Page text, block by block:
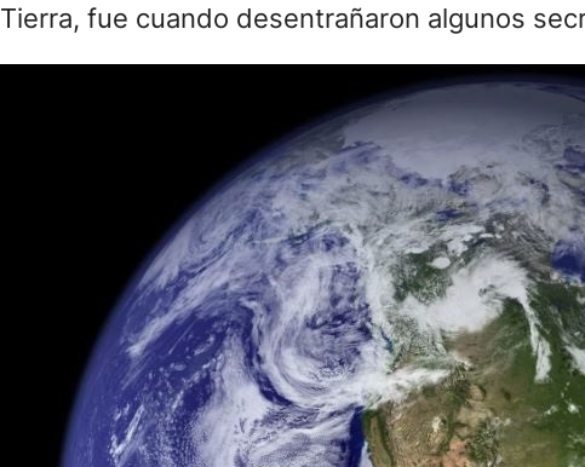
Tierra, fue cuando desentrañaron algunos